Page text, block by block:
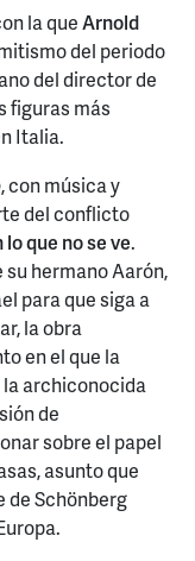
la queArnold
del periodo
del director de
figuras más
Italia.
, con música y
del conflicto
que no se ve.
su hermano Aarón,
para que siga a
la obra
en el que la
la archiconocida
de
sobre el papel
asunto que
de Schönberg